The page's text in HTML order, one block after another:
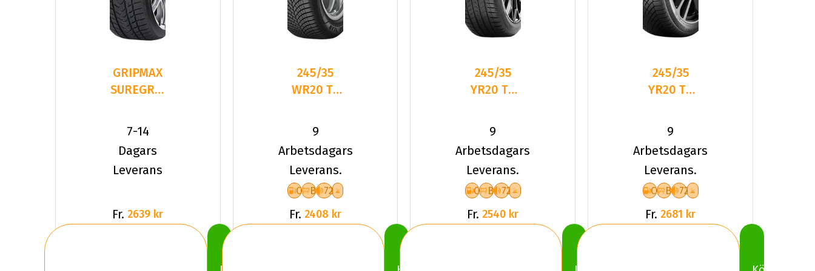
GRIPMAX
SUREGRIP
WINTER
245/35R20
9
7-14
Dagars
Leverans
Fr. 2639 kr
245/35
WR20 TL
VEC
4SEASONS
G3 XL FP
9
Arbetsdagars
Leverans.
C B 72
Fr. 2408 kr
245/35
YR20 TL
QUATRAC
PRO+ XL
9
Arbetsdagars
Leverans.
C B 72
Fr. 2540 kr
245/35
YR20 TL
ALL SEAS
CONT 2
XL FR
9
Arbetsdagars
Leverans.
C B 72
Fr. 2681 kr